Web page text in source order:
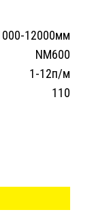
12000мм
NM600
1-12п/м
110